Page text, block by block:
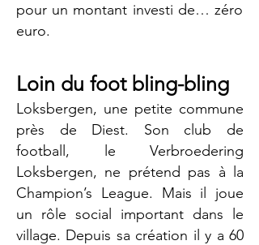
Loin du foot bling-bling
Loksbergen, une petite commune
près de Diest. Son club de
football, le Verbroedering
Loksbergen, ne prétend pas à la
Champion’s League. Mais il joue
un rôle social important dans le
village. Depuis sa création il y a 60
pour un montant investi de… zéro
euro.